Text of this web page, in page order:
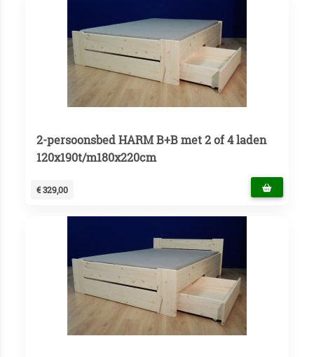
2-persoonsbed HARM B+B met 2 of 4 laden
120x190t/m180x220cm
€ 329,00